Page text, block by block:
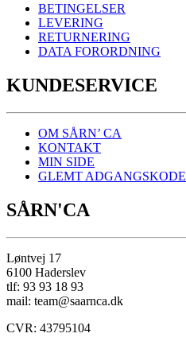
BETINGELSER
LEVERING
RETURNERING
DATA FORORDNING
KUNDESERVICE
OM SÅRN’ CA
KONTAKT
MIN SIDE
GLEMT ADGANGSKODE
SÅRN'CA
Løntvej 17
6100 Haderslev
tlf: 93 93 18 93
mail: team@saarnca.dk
CVR: 43795104